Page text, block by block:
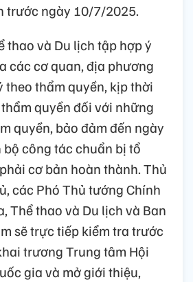
trước ngày 10/7/2025.
thao và Du lịch tập hợp ý
các cơ quan, địa phương
theo thẩm quyền, kịp thời
quyền đối với những
quyền, bảo đảm đến ngày
công tác chuẩn bị tổ
cơ bản hoàn thành. Thủ
các Phó Thủ tướng Chính
Thể thao và Du lịch và Ban
sẽ trực tiếp kiểm tra trước
trương Trung tâm Hội
gia và mở giới thiệu,